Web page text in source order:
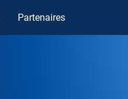
Partenaires